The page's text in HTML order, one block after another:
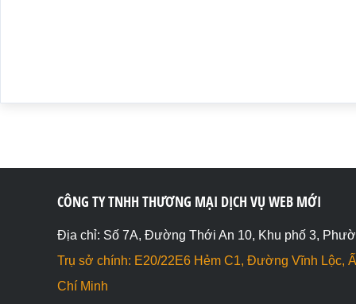
CÔNG TY TNHH THƯƠNG MẠI DỊCH VỤ WEB MỚI
Địa chỉ: Số 7A, Đường Thới An 10, Khu phố 3,
Trụ sở chính: E20/22E6 Hẻm C1, Đường Vĩnh Lộc,
Chí Minh